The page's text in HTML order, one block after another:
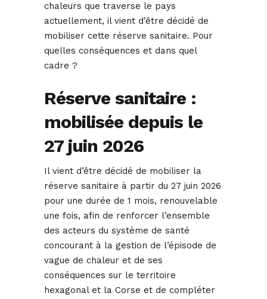
chaleurs que traverse le pays
actuellement, il vient d’être décidé de
mobiliser cette réserve sanitaire. Pour
quelles conséquences et dans quel
cadre ?
Réserve sanitaire :
mobilisée depuis le
27 juin 2026
Il vient d’être décidé de mobiliser la
réserve sanitaire à partir du 27 juin 2026
pour une durée de 1 mois, renouvelable
une fois, afin de renforcer l’ensemble
des acteurs du système de santé
concourant à la gestion de l’épisode de
vague de chaleur et de ses
conséquences sur le territoire
hexagonal et la Corse et de compléter